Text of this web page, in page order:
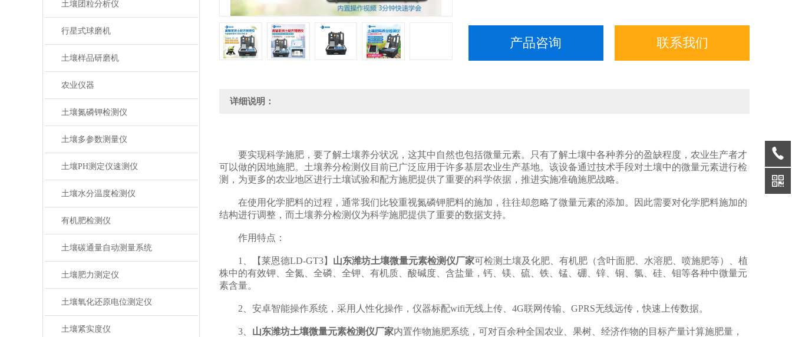
土壤团粒分析仪
行星式球磨机
土壤样品研磨机
农业仪器
土壤氮磷钾检测仪
土壤多参数测量仪
土壤PH测定仪速测仪
土壤水分温度检测仪
有机肥检测仪
土壤碳通量自动测量系统
土壤肥力测定仪
土壤氧化还原电位测定仪
土壤紧实度仪
产品咨询 联系我们
详细说明：
要实现科学施肥，要了解土壤养分状况，这其中自然也包括微量元素。只有了解土壤中各种养分的盈缺程度，农业生产者才
可以做的因地施肥。土壤养分检测仪目前已广泛应用于许多基层农业生产基地。该设备通过技术手段对土壤中的微量元素进行检
测，为更多的农业地区进行土壤试验和配方施肥提供了重要的科学依据，推进实施准确施肥战略。
在使用化学肥料的过程，通常我们比较重视氮磷钾肥料的施加，往往却忽略了微量元素的添加。因此需要对化学肥料施加的
结构进行调整，而土壤养分检测仪为科学施肥提供了重要的数据支持。
作用特点：
1、【莱恩德LD-GT3】 山东潍坊土壤微量元素检测仪厂家可检测土壤及化肥、有机肥（含叶面肥、水溶肥、喷施肥等）、植
株中的有效钾、全氮、全磷、全钾、有机质、酸碱度、含盐量，钙、镁、硫、铁、锰、硼、锌、铜、氯、硅、钼等各种中微量元
素含量。
2、安卓智能操作系统，采用人性化操作，仪器标配wifi无线上传、4G联网传输、GPRS无线远传，快速上传数据。
3、 山东潍坊土壤微量元素检测仪厂家内置作物施肥系统，可对百余种全国农业、果树、经济作物的目标产量计算施肥量，